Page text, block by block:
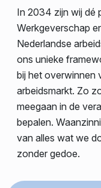
In 2034 zijn wij dé
Werkgeverschap
Nederlandse
ons unieke
bij het overwinnen
arbeidsmarkt. Zo
meegaan in de
bepalen.
van alles wat we
zonder gedoe.